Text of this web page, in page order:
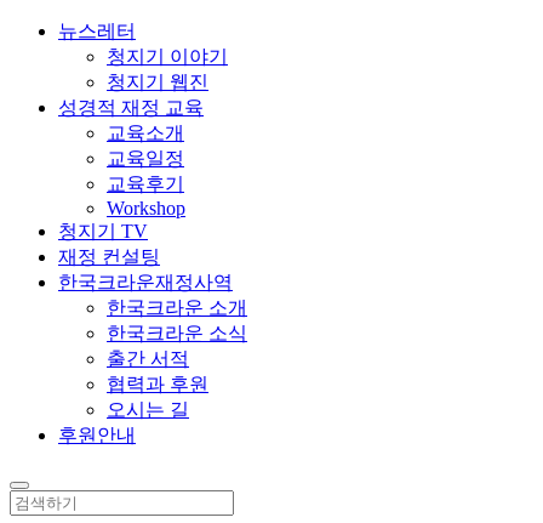
뉴스레터
청지기 이야기
청지기 웹진
성경적 재정 교육
교육소개
교육일정
교육후기
Workshop
청지기 TV
재정 컨설팅
한국크라운재정사역
한국크라운 소개
한국크라운 소식
출간 서적
협력과 후원
오시는 길
후원안내